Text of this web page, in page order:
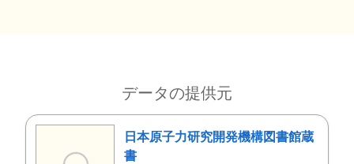
データの提供元
日本原子力研究開発機構図書館蔵
書